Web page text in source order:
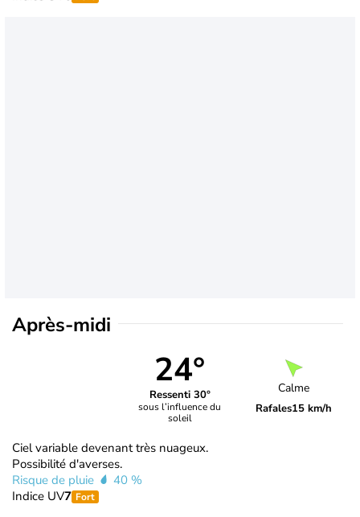
Après-midi
24°
Ressenti 30°
sous l’influence du
soleil
Calme
Rafales15 km/h
Ciel variable devenant très nuageux.
Possibilité d'averses.
Risque de pluie
40 %
Indice UV7 Fort